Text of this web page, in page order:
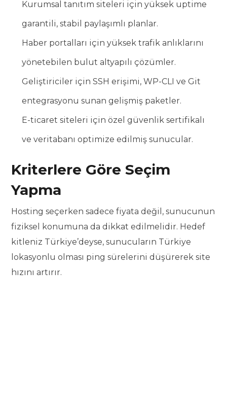
Kurumsal tanıtım siteleri için yüksek uptime
garantili, stabil paylaşımlı planlar.
Haber portalları için yüksek trafik anlıklarını
yönetebilen bulut altyapılı çözümler.
Geliştiriciler için SSH erişimi, WP-CLI ve Git
entegrasyonu sunan gelişmiş paketler.
E-ticaret siteleri için özel güvenlik sertifikalı
ve veritabanı optimize edilmiş sunucular.
Kriterlere Göre Seçim
Yapma
Hosting seçerken sadece fiyata değil, sunucunun
fiziksel konumuna da dikkat edilmelidir. Hedef
kitleniz Türkiye’deyse, sunucuların Türkiye
lokasyonlu olması ping sürelerini düşürerek site
hızını artırır.